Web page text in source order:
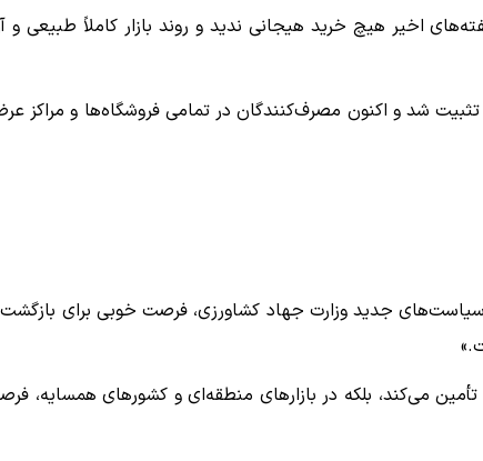
اخیر هیچ خرید هیجانی ندید و روند بازار کاملاً طبیعی و
شد و اکنون مصرف‌کنندگان در تمامی فروشگاه‌ها و مراکز
جدید وزارت جهاد کشاورزی، فرصت خوبی برای
تأمین می‌کند، بلکه در بازارهای منطقه‌ای و کشورهای همسایه،